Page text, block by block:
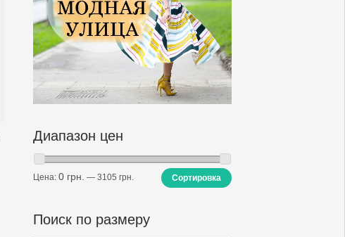
Диапазон цен
Сортировка
Цена:0 грн. —3105 грн.
Поиск по размеру